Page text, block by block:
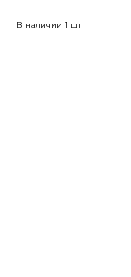
В наличии 1 шт